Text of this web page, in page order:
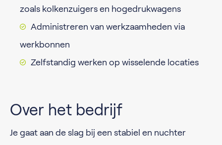
zoals kolkenzuigers en hogedrukwagens
Administreren van werkzaamheden via
werkbonnen
Zelfstandig werken op wisselende locaties
Over het bedrijf
Je gaat aan de slag bij een stabiel en nuchter